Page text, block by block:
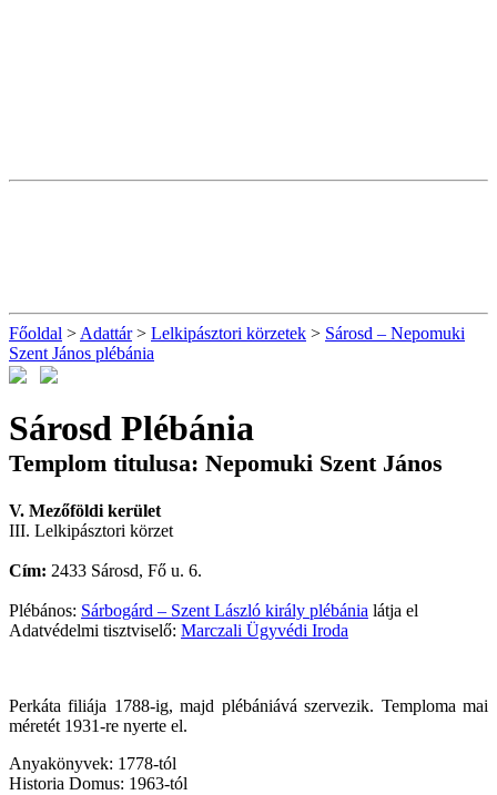
Főoldal > Adattár> Lelkipásztori körzetek > Sárosd – Nepomuki
Szent János plébánia
Sárosd Plébánia
Templom titulusa: Nepomuki Szent János
V. Mezőföldi kerület
III. Lelkipásztori körzet
Cím: 2433 Sárosd, Fő u. 6.
Plébános: Sárbogárd – Szent László király plébánia látja el
Adatvédelmi tisztviselő: Marczali Ügyvédi Iroda
Perkáta filiája 1788-ig, majd plébániává szervezik. Temploma mai
méretét 1931-re nyerte el.
Anyakönyvek: 1778-tól
Historia Domus: 1963-tól